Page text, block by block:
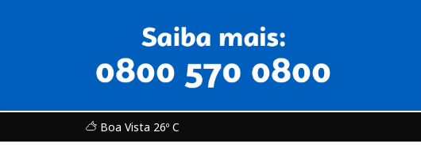
Boa Vista 26º C